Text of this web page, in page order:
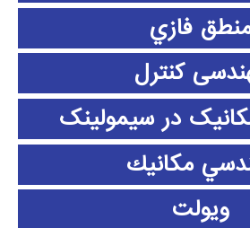
فازي
کنترل
در سیمولینک
مكانيك
ویولت